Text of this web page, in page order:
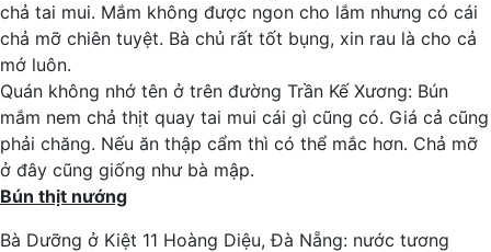
chả tai mui. Mắm không được ngon cho lắm nhưng có cái
chả mỡ chiên tuyệt. Bà chủ rất tốt bụng, xin rau là cho cả
mớ luôn.
Quán không nhớ tên ở trên đường Trần Kế Xương: Bún
mắm nem chả thịt quay tai mui cái gì cũng có. Giá cả cũng
phải chăng. Nếu ăn thập cẩm thì có thể mắc hơn. Chả mỡ
ở đây cũng giống như bà mập.
Bún thịt nướng
Bà Dưỡng ở Kiệt 11 Hoàng Diệu, Đà Nẵng: nước tương